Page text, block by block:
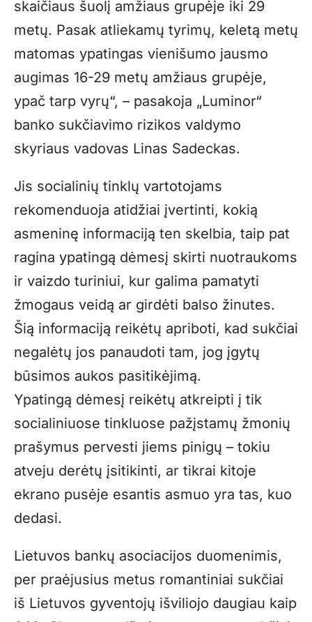
skaičiaus šuolį amžiaus grupėje iki 29
metų. Pasak atliekamų tyrimų, keletą metų
matomas ypatingas vienišumo jausmo
augimas 16-29 metų amžiaus grupėje,
ypač tarp vyrų“, – pasakoja „Luminor“
banko sukčiavimo rizikos valdymo
skyriaus vadovas Linas Sadeckas.
Jis socialinių tinklų vartotojams
rekomenduoja atidžiai įvertinti, kokią
asmeninę informaciją ten skelbia, taip pat
ragina ypatingą dėmesį skirti nuotraukoms
ir vaizdo turiniui, kur galima pamatyti
žmogaus veidą ar girdėti balso žinutes.
Šią informaciją reikėtų apriboti, kad sukčiai
negalėtų jos panaudoti tam, jog įgytų
būsimos aukos pasitikėjimą.
Ypatingą dėmesį reikėtų atkreipti į tik
socialiniuose tinkluose pažįstamų žmonių
prašymus pervesti jiems pinigų – tokiu
atveju derėtų įsitikinti, ar tikrai kitoje
ekrano pusėje esantis asmuo yra tas, kuo
dedasi.
Lietuvos bankų asociacijos duomenimis,
per praėjusius metus romantiniai sukčiai
iš Lietuvos gyventojų išviliojo daugiau kaip